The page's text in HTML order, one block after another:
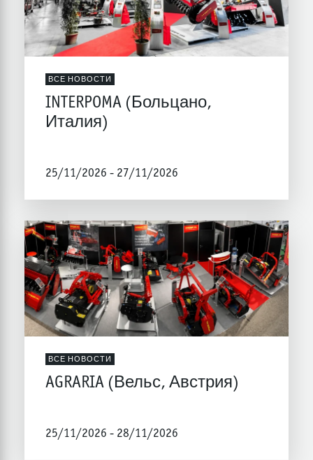
ВСЕ НОВОСТИ
INTERPOMA (Больцано,
Италия)
25/11/2026 - 27/11/2026
ВСЕ НОВОСТИ
AGRARIA (Вельс, Австрия)
25/11/2026 - 28/11/2026